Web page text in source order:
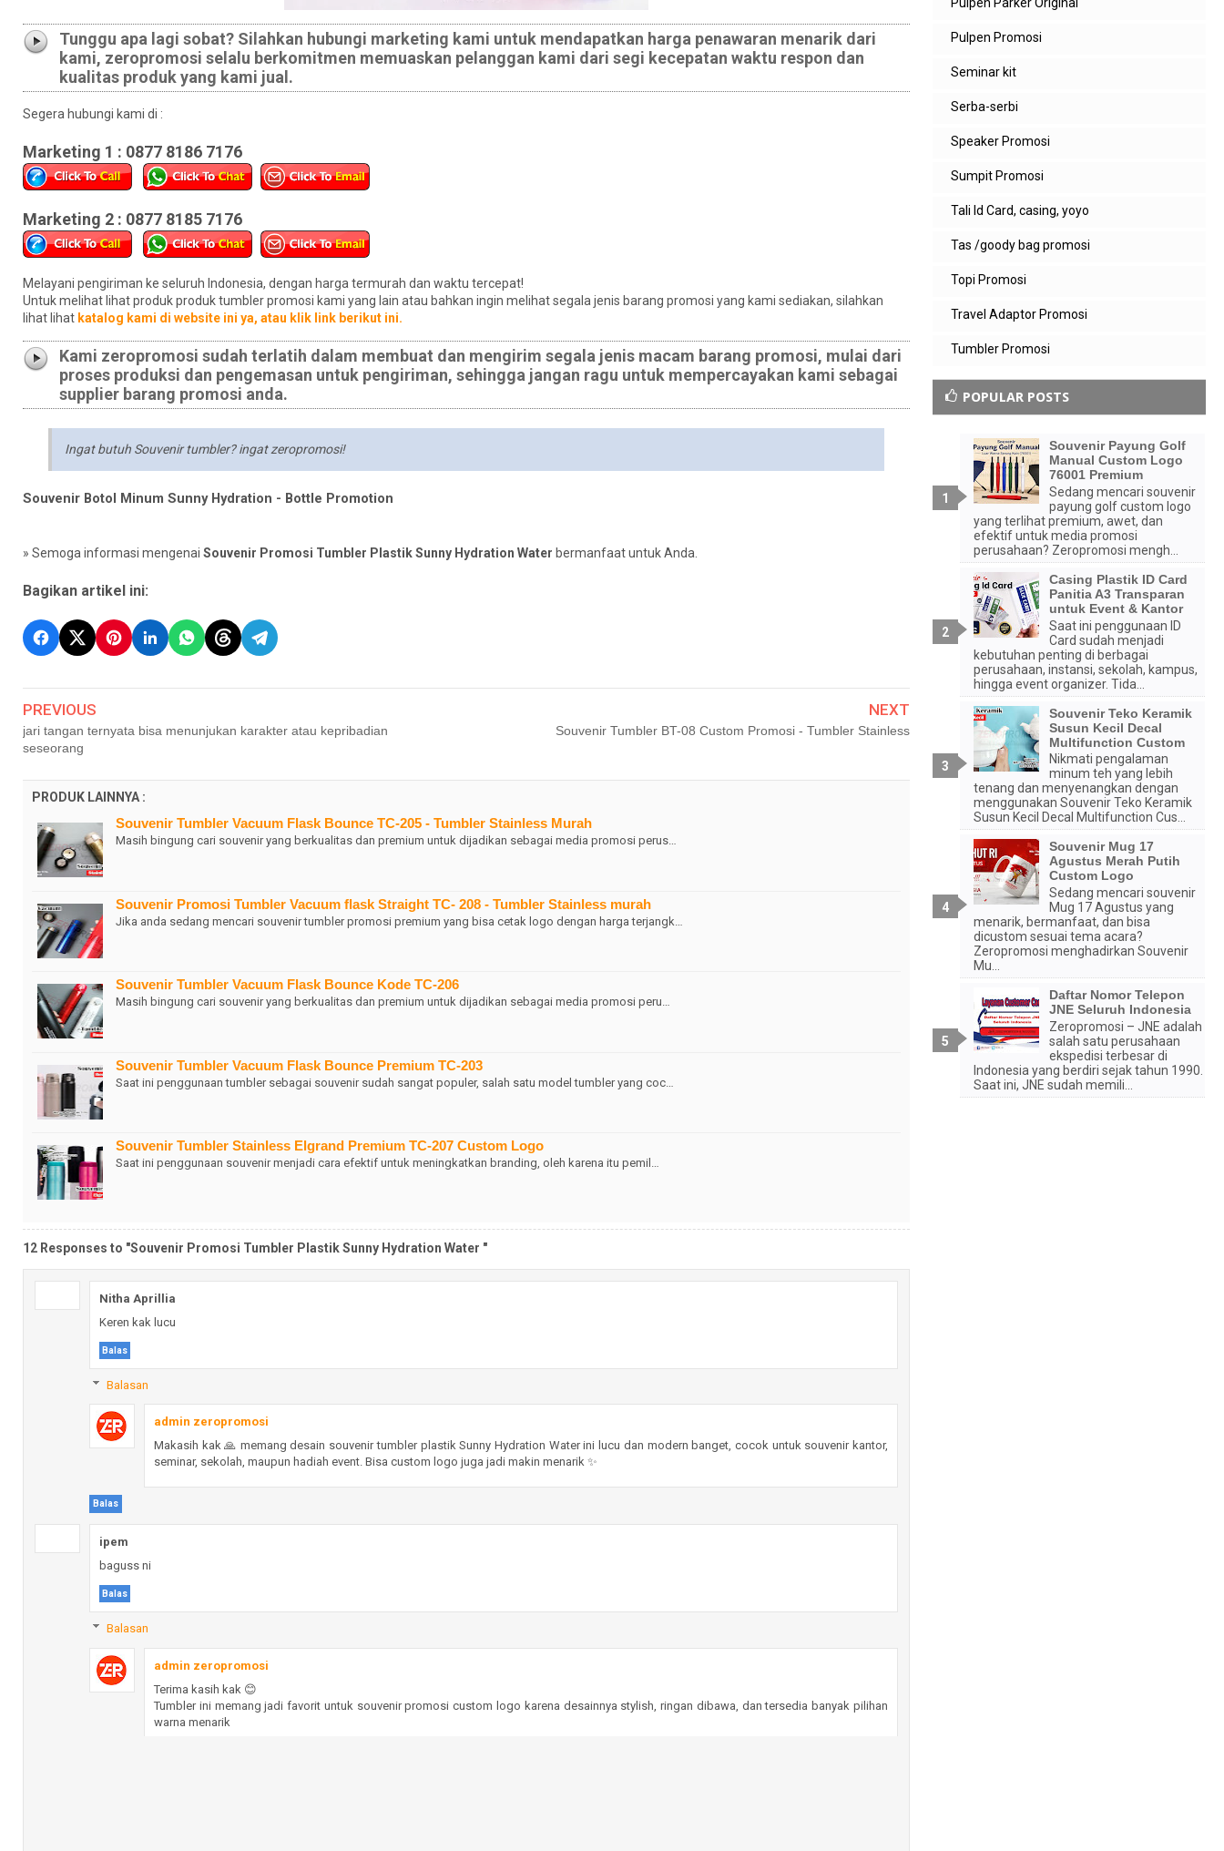
Tunggu apa lagi sobat? Silahkan hubungi marketing kami untuk mendapatkan harga penawaran menarik dari
kami, zeropromosi selalu berkomitmen memuaskan pelanggan kami dari segi kecepatan waktu respon dan
kualitas produk yang kami jual.
Segera hubungi kami di :
Marketing 1 : 0877 8186 7176
Marketing 2 : 0877 8185 7176
Melayani pengiriman ke seluruh Indonesia, dengan harga termurah dan waktu tercepat!
Untuk melihat lihat produk produk tumbler promosi kami yang lain atau bahkan ingin melihat segala jenis barang promosi yang kami sediakan, silahkan
lihat lihat katalog kami di website ini ya, atau klik link berikut ini.
Kami zeropromosi sudah terlatih dalam membuat dan mengirim segala jenis macam barang promosi, mulai dari
proses produksi dan pengemasan untuk pengiriman, sehingga jangan ragu untuk mempercayakan kami sebagai
supplier barang promosi anda.
Ingat butuh Souvenir tumbler? ingat zeropromosi!
Souvenir Botol Minum Sunny Hydration - Bottle Promotion
» Semoga informasi mengenai Souvenir Promosi Tumbler Plastik Sunny Hydration Water bermanfaat untuk Anda.
Bagikan artikel ini:
PREVIOUS
jari tangan ternyata bisa menunjukan karakter atau kepribadian
seseorang
NEXT
Souvenir Tumbler BT-08 Custom Promosi - Tumbler Stainless
PRODUK LAINNYA :
Souvenir Tumbler Vacuum Flask Bounce TC-205 - Tumbler Stainless Murah
Masih bingung cari souvenir yang berkualitas dan premium untuk dijadikan sebagai media promosi perus…
Souvenir Promosi Tumbler Vacuum flask Straight TC- 208 - Tumbler Stainless murah
Jika anda sedang mencari souvenir tumbler promosi premium yang bisa cetak logo dengan harga terjangk…
Souvenir Tumbler Vacuum Flask Bounce Kode TC-206
Masih bingung cari souvenir yang berkualitas dan premium untuk dijadikan sebagai media promosi peru…
Souvenir Tumbler Vacuum Flask Bounce Premium TC-203
Saat ini penggunaan tumbler sebagai souvenir sudah sangat populer, salah satu model tumbler yang coc…
Souvenir Tumbler Stainless Elgrand Premium TC-207 Custom Logo
Saat ini penggunaan souvenir menjadi cara efektif untuk meningkatkan branding, oleh karena itu pemil…
12 Responses to "Souvenir Promosi Tumbler Plastik Sunny Hydration Water "
Nitha Aprillia
Keren kak lucu
Balas
Balasan
admin zeropromosi
Makasih kak 🙏 memang desain souvenir tumbler plastik Sunny Hydration Water ini lucu dan modern banget, cocok untuk souvenir kantor,
seminar, sekolah, maupun hadiah event. Bisa custom logo juga jadi makin menarik ✨
Balas
ipem
baguss ni
Balas
Balasan
admin zeropromosi
Terima kasih kak 😊
Tumbler ini memang jadi favorit untuk souvenir promosi custom logo karena desainnya stylish, ringan dibawa, dan tersedia banyak pilihan
warna menarik
Pulpen Promosi
Seminar kit
Serba-serbi
Speaker Promosi
Sumpit Promosi
Tali Id Card, casing, yoyo
Tas /goody bag promosi
Topi Promosi
Travel Adaptor Promosi
Tumbler Promosi
POPULAR POSTS
Souvenir Payung Golf
Manual Custom Logo
76001 Premium
Sedang mencari souvenir
payung golf custom logo
yang terlihat premium, awet, dan
efektif untuk media promosi
perusahaan? Zeropromosi mengh...
Casing Plastik ID Card
Panitia A3 Transparan
untuk Event & Kantor
Saat ini penggunaan ID
Card sudah menjadi
kebutuhan penting di berbagai
perusahaan, instansi, sekolah, kampus,
hingga event organizer. Tida...
Souvenir Teko Keramik
Susun Kecil Decal
Multifunction Custom
Nikmati pengalaman
minum teh yang lebih
tenang dan menyenangkan dengan
menggunakan Souvenir Teko Keramik
Susun Kecil Decal Multifunction Cus...
Souvenir Mug 17
Agustus Merah Putih
Custom Logo
Sedang mencari souvenir
Mug 17 Agustus yang
menarik, bermanfaat, dan bisa
dicustom sesuai tema acara?
Zeropromosi menghadirkan Souvenir
Mu...
Daftar Nomor Telepon
JNE Seluruh Indonesia
Zeropromosi – JNE adalah
salah satu perusahaan
ekspedisi terbesar di
Indonesia yang berdiri sejak tahun 1990.
Saat ini, JNE sudah memili...